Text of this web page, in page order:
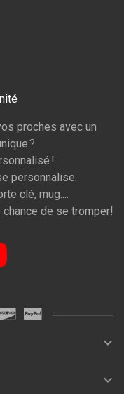
proches avec un
?
!
personnalise.
clé, mug....
de se tromper!
expand_more
expand_more